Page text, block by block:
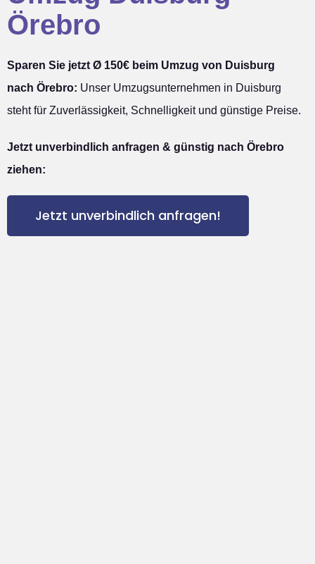
Örebro
Sparen Sie jetzt Ø 150€ beim Umzug von Duisburg
nach Örebro: Unser Umzugsunternehmen in Duisburg
steht für Zuverlässigkeit, Schnelligkeit und günstige Preise.
Jetzt unverbindlich anfragen & günstig nach Örebro
ziehen:
Jetzt unverbindlich anfragen!